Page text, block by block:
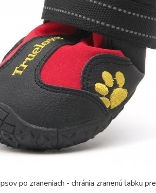
po zraneniach - chránia zranenú labku